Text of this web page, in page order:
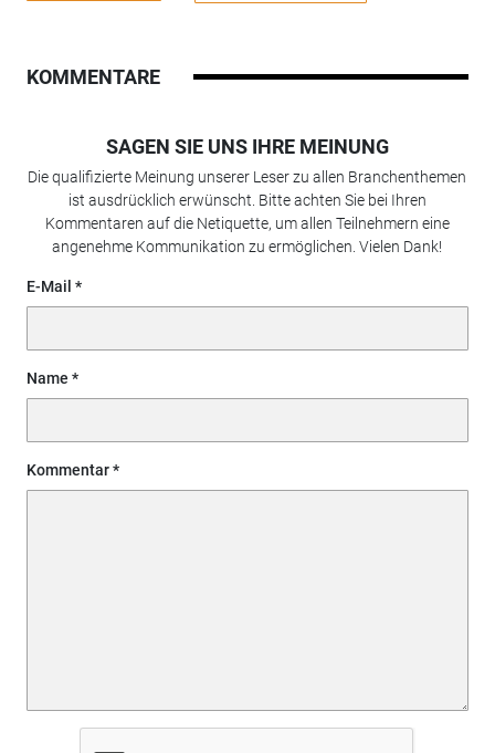
KOMMENTARE
SAGEN SIE UNS IHRE MEINUNG
Die qualifizierte Meinung unserer Leser zu allen Branchenthemen
ist ausdrücklich erwünscht. Bitte achten Sie bei Ihren
Kommentaren auf die Netiquette, um allen Teilnehmern eine
angenehme Kommunikation zu ermöglichen. Vielen Dank!
E-Mail
Name
Kommentar